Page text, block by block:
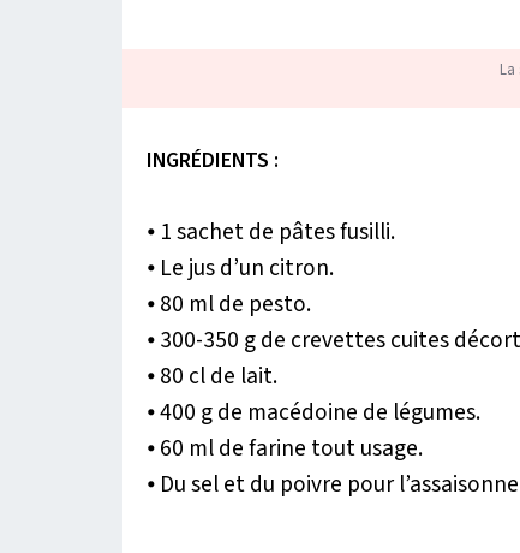
La
INGRÉDIENTS :
⦁ 1 sachet de pâtes fusilli.
⦁ Le jus d’un citron.
⦁ 80 ml de pesto.
⦁ 300-350 g de crevettes cuites
⦁ 80 cl de lait.
⦁ 400 g de macédoine de légumes.
⦁ 60 ml de farine tout usage.
⦁ Du sel et du poivre pour